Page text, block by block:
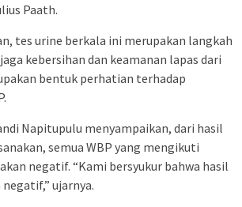
Paath.
tes urine berkala ini merupakan langkah
kebersihan dan keamanan lapas dari
bentuk perhatian terhadap
Napitupulu menyampaikan, dari hasil
semua WBP yang mengikuti
negatif. “Kami bersyukur bahwa hasil
ujarnya.